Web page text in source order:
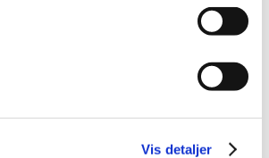
Vis detaljer